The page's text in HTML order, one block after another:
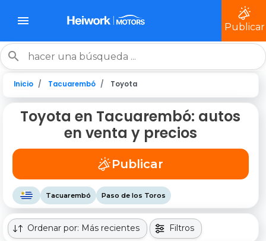
Publicar
Inicio Tacuarembó Toyota
Toyota en Tacuarembó: autos
en venta y precios
Publicar
Tacuarembó Paso de los Toros
Ordenar por: Más recientes Filtros